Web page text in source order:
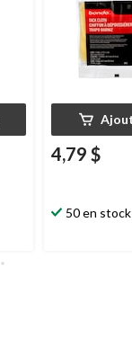
4,79 $
50 en stock